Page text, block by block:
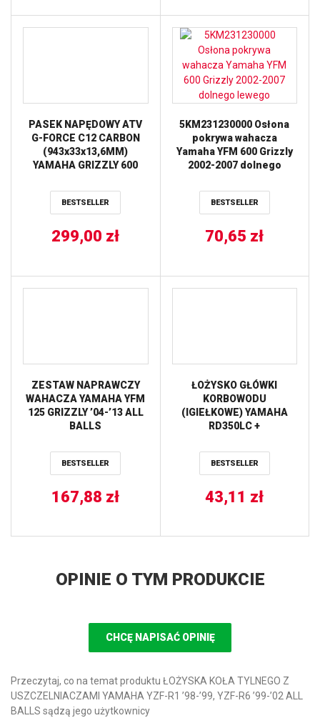
PASEK NAPĘDOWY ATV
G-FORCE C12 CARBON
(943x33x13,6MM)
YAMAHA GRIZZLY 600
BESTSELLER
299,00 zł
5KM231230000 Osłona
pokrywa wahacza
Yamaha YFM 600 Grizzly
2002-2007 dolnego
BESTSELLER
70,65 zł
ZESTAW NAPRAWCZY
WAHACZA YAMAHA YFM
125 GRIZZLY ’04-’13 ALL
BALLS
BESTSELLER
167,88 zł
ŁOŻYSKO GŁÓWKI
KORBOWODU
(IGIEŁKOWE) YAMAHA
RD350LC +
PROX
BESTSELLER
43,11 zł
OPINIE O TYM PRODUKCIE
CHCĘ NAPISAĆ OPINIĘ
Przeczytaj, co na temat produktu ŁOŻYSKA KOŁA TYLNEGO Z
USZCZELNIACZAMI YAMAHA YZF-R1 ’98-’99, YZF-R6 ’99-’02 ALL
BALLS sądzą jego użytkownicy